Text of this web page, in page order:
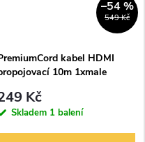
549 Kč
–54 %
kabel HDMI
10m 1xmale
Kč
Skladem 1 balení